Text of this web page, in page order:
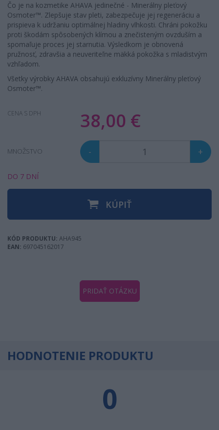
Čo je na kozmetike AHAVA jedinečné - Minerálny pleťový
Osmoter™. Zlepšuje stav pleti, zabezpečuje jej regeneráciu a
prispieva k udržaniu optimálnej hladiny vlhkosti. Chráni pokožku
proti škodám spôsobených klímou a znečisteným ovzduším a
spomaľuje proces jej starnutia. Výsledkom je obnovená
pružnosť, zdravšia a neuveriteľne mäkká pokožka s mladistvým
vzhľadom.
Všetky výrobky AHAVA obsahujú exkluzívny Minerálny pleťový
Osmoter™.
CENA S DPH 38,00 €
MNOŽSTVO - +
DO 7 DNÍ
KÚPIŤ
KÓD PRODUKTU: AHA945
EAN: 697045162017
PRIDAŤ OTÁZKU
HODNOTENIE PRODUKTU
0